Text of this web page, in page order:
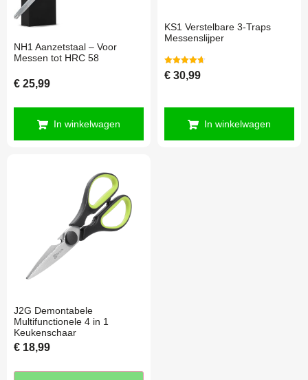
NH1 Aanzetstaal – Voor
Messen tot HRC 58
€ 25,99
In winkelwagen
KS1 Verstelbare 3-Traps
Messenslijper
Gewaardeerd
4.67
€ 30,99
In winkelwagen
J2G Demontabele
Multifunctionele 4 in 1
Keukenschaar
€ 18,99